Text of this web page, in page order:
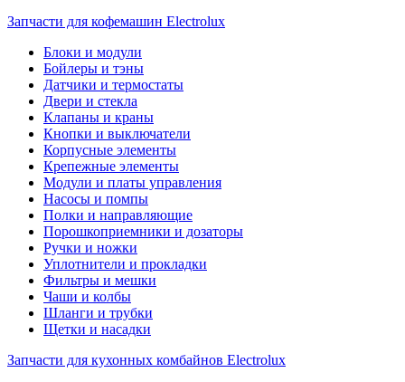
Запчасти для кофемашин Electrolux
Блоки и модули
Бойлеры и тэны
Датчики и термостаты
Двери и стекла
Клапаны и краны
Кнопки и выключатели
Корпусные элементы
Крепежные элементы
Модули и платы управления
Насосы и помпы
Полки и направляющие
Порошкоприемники и дозаторы
Ручки и ножки
Уплотнители и прокладки
Фильтры и мешки
Чаши и колбы
Шланги и трубки
Щетки и насадки
Запчасти для кухонных комбайнов Electrolux